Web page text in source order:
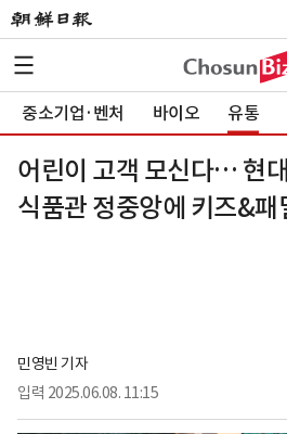
중소기업·벤처 바이오 유통
어린이 고객 모신다… 현
식품관 정중앙에 키즈&패
민영빈 기자
입력 2025.06.08. 11:15